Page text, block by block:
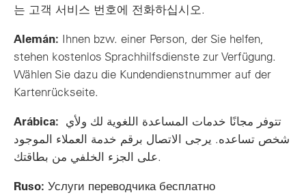
는 고객 서비스 번호에 전화하십시오.
Alemán: Ihnen bzw. einer Person, der Sie helfen,
stehen kostenlos Sprachhilfsdienste zur Verfügung.
Wählen Sie dazu die Kundendienstnummer auf der
Kartenrückseite.
Arábica:
شخص تساعده. يرجى الاتصال برقم خدمة العملاء الموجود
على الجزء الخلفي من بطاقتك.
Ruso: Услуги переводчика бесплатно